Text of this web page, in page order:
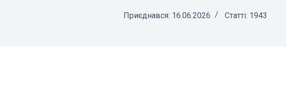
Приєднався: 16.06.2026 Статті: 1943